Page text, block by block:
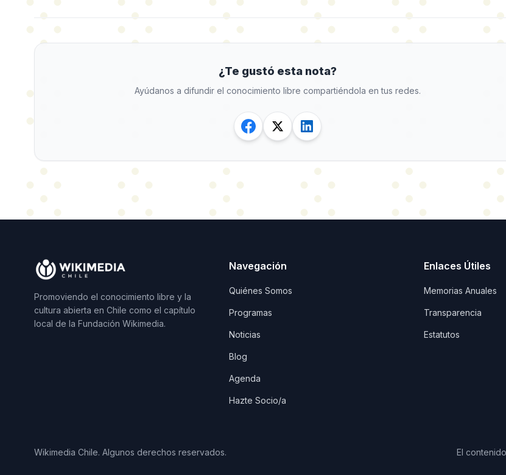
¿Te gustó esta nota?
Ayúdanos a difundir el conocimiento libre compartiéndola en tus redes.
Promoviendo el conocimiento libre y la
cultura abierta en Chile como el capítulo
local de la Fundación Wikimedia.
Navegación
Quiénes Somos
Programas
Noticias
Blog
Agenda
Hazte Socio/a
Enlaces Útiles
Memorias Anuales
Transparencia
Estatutos
Wikimedia Chile. Algunos derechos reservados. El